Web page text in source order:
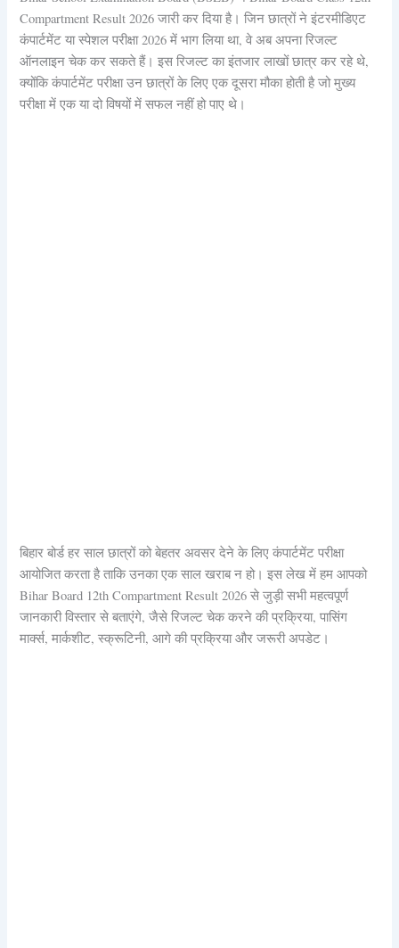
Compartment Result 2026 जारी कर दिया है। जिन छात्रों ने इंटरमीडिएट
कंपार्टमेंट या स्पेशल परीक्षा 2026 में भाग लिया था, वे अब अपना रिजल्ट
ऑनलाइन चेक कर सकते हैं। इस रिजल्ट का इंतजार लाखों छात्र कर रहे थे,
क्योंकि कंपार्टमेंट परीक्षा उन छात्रों के लिए एक दूसरा मौका होती है जो मुख्य
परीक्षा में एक या दो विषयों में सफल नहीं हो पाए थे।
बिहार बोर्ड हर साल छात्रों को बेहतर अवसर देने के लिए कंपार्टमेंट परीक्षा
आयोजित करता है ताकि उनका एक साल खराब न हो। इस लेख में हम आपको
Bihar Board 12th Compartment Result 2026 से जुड़ी सभी महत्वपूर्ण
जानकारी विस्तार से बताएंगे, जैसे रिजल्ट चेक करने की प्रक्रिया, पासिंग
मार्क्स, मार्कशीट, स्क्रूटिनी, आगे की प्रक्रिया और जरूरी अपडेट।